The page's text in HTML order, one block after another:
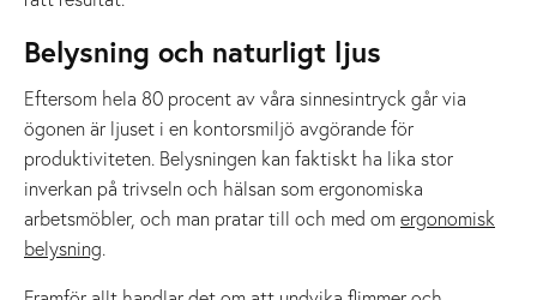
Belysning och naturligt ljus
Eftersom hela 80 procent av våra sinnesintryck går via
ögonen är ljuset i en kontorsmiljö avgörande för
produktiviteten. Belysningen kan faktiskt ha lika stor
inverkan på trivseln och hälsan som ergonomiska
arbetsmöbler, och man pratar till och med omergonomisk
belysning.